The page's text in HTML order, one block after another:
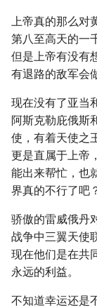
上帝真的那么对
第八至高天的一
但是上帝有没有
有退路的敌军会
现在没有了亚当
阿斯克勒庇俄斯
使，有着天使之
更是直属于上帝
能出来帮忙，也
界真的不行了吧
骄傲的雷威俄丹
战争中三翼天使
现在他们是在共
永远的利益。
不知道幸运还是